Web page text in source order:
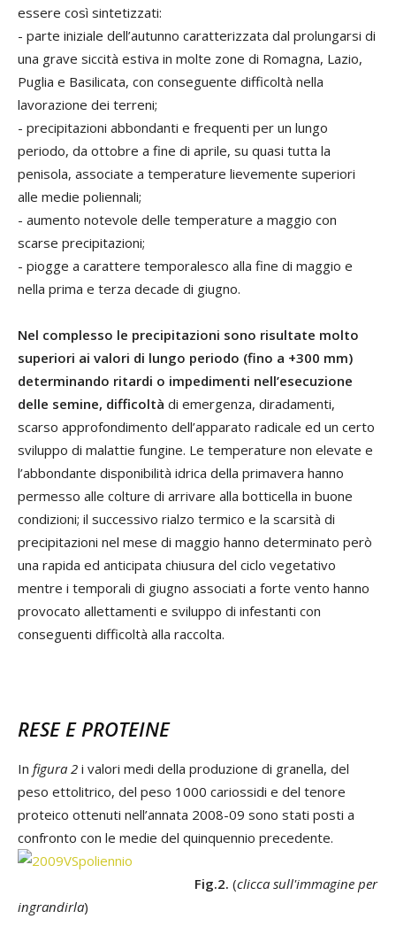
essere così sintetizzati:
- parte iniziale dell’autunno caratterizzata dal prolungarsi di
una grave siccità estiva in molte zone di Romagna, Lazio,
Puglia e Basilicata, con conseguente difficoltà nella
lavorazione dei terreni;
- precipitazioni abbondanti e frequenti per un lungo
periodo, da ottobre a fine di aprile, su quasi tutta la
penisola, associate a temperature lievemente superiori
alle medie poliennali;
- aumento notevole delle temperature a maggio con
scarse precipitazioni;
- piogge a carattere temporalesco alla fine di maggio e
nella prima e terza decade di giugno.
Nel complesso le precipitazioni sono risultate molto
superiori ai valori di lungo periodo (fino a +300 mm)
determinando ritardi o impedimenti nell’esecuzione
delle semine, difficoltà di emergenza, diradamenti,
scarso approfondimento dell’apparato radicale ed un certo
sviluppo di malattie fungine. Le temperature non elevate e
l’abbondante disponibilità idrica della primavera hanno
permesso alle colture di arrivare alla botticella in buone
condizioni; il successivo rialzo termico e la scarsità di
precipitazioni nel mese di maggio hanno determinato però
una rapida ed anticipata chiusura del ciclo vegetativo
mentre i temporali di giugno associati a forte vento hanno
provocato allettamenti e sviluppo di infestanti con
conseguenti difficoltà alla raccolta.
RESE E PROTEINE
In figura 2 i valori medi della produzione di granella, del
peso ettolitrico, del peso 1000 cariossidi e del tenore
proteico ottenuti nell’annata 2008-09 sono stati posti a
confronto con le medie del quinquennio precedente.
Fig.2. (clicca sull'immagine per
ingrandirla)